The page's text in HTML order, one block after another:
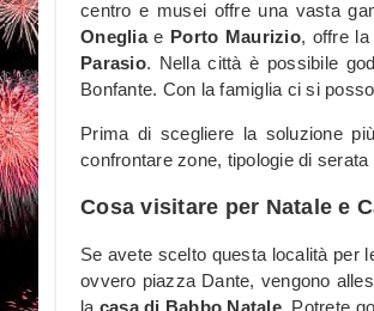
centro e musei offre una vasta
Onegliae Porto Maurizio, offre la
Parasio. Nella città è possibile
Bonfante. Con la famiglia ci si
Prima di scegliere la soluzione
confrontare zone, tipologie di
Cosa visitare per Natale e
Se avete scelto questa località per
ovvero piazza Dante, vengono
la casa di Babbo Natale. Potrete